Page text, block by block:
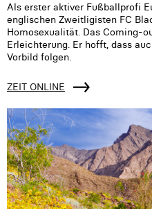
Als erster aktiver Fußballprofi
englischen Zweitligisten FC
Homosexualität. Das Coming-
Erleichterung. Er hofft, dass
Vorbild folgen.
ZEIT ONLINE